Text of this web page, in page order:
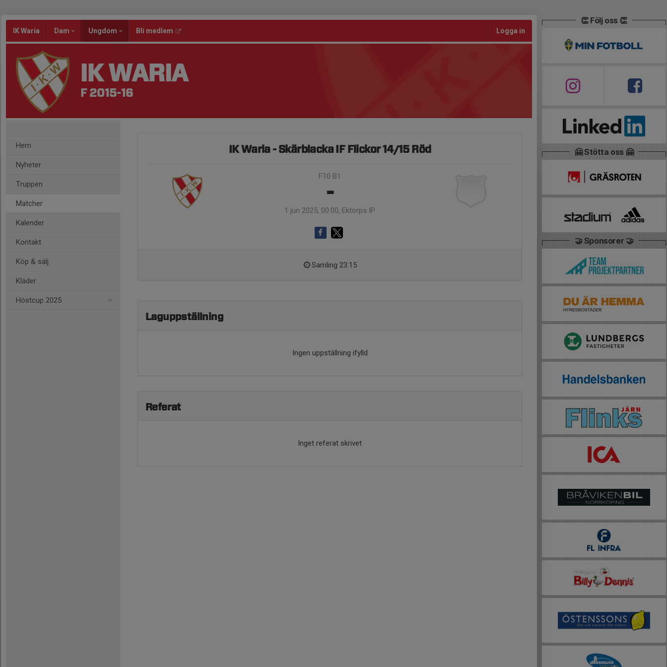
IK Waria Dam Ungdom Bli medlem Logga in
IK WARIA
F 2015-16
Hem
Nyheter
Truppen
Matcher
Kalender
Kontakt
Köp & sälj
Kläder
Höstcup 2025
IK Waria - Skärblacka IF Flickor 14/15 Röd
F10 B1
-
1 jun 2025, 00:00, Ektorps IP
Samling 23:15
Laguppställning
Ingen uppställning ifylld
Referat
Inget referat skrivet
👏 Följ oss 👏
🤗 Stötta oss 🤗
🤝 Sponsorer 🤝